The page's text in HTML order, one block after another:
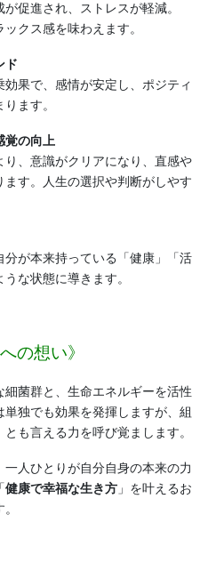
促進され、ストレスが軽減。
クス感を味わえます。
ド
果で、感情が安定し、ポジティ
ます。
覚の向上
、意識がクリアになり、直感や
す。人生の選択や判断がしやす
が本来持っている「健康」「活
な状態に導きます。
の想い》
菌群と、生命エネルギーを活性
独でも効果を発揮しますが、組
も言える力を呼び覚まします。
人ひとりが自分自身の本来の力
健康で幸福な生き方 」を叶えるお